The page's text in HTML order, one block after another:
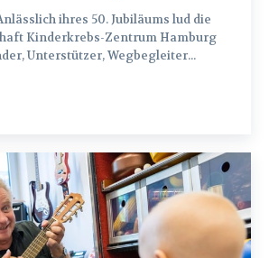
Kinderkrebs-Zentrum Hamburg
Unterstützer, Wegbegleiter...